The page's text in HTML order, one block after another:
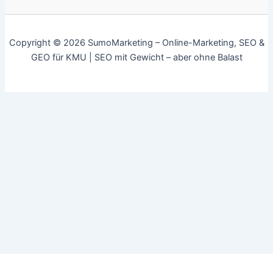
Copyright © 2026 SumoMarketing – Online-Marketing, SEO &
GEO für KMU | SEO mit Gewicht – aber ohne Balast